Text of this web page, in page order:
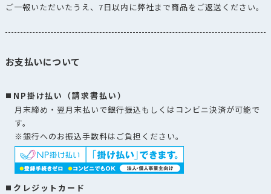
ご一報いただいたうえ、7日以内に弊社まで商品をご返送ください。
お支払いについて
NP掛け払い（請求書払い）
月末締め・翌月末払いで銀行振込もしくはコンビニ決済が可能で
す。
※銀行へのお振込手数料はご負担ください。
クレジットカード